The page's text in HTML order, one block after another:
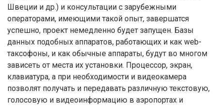
Швеции и др.) и консультации с зарубежными
операторами, имеющими такой опыт, завершатся
успешно, проект немедленно будет запущен. Базы
данных подобных аппаратов, работающих и как web-
таксофоны, и как обычные аппараты, будут во многом
зависеть от места их установки. Процессор, экран,
клавиатура, а при необходимости и видеокамера
позволят получать и передавать различную текстовую,
голосовую и видеоинформацию в аэропортах и